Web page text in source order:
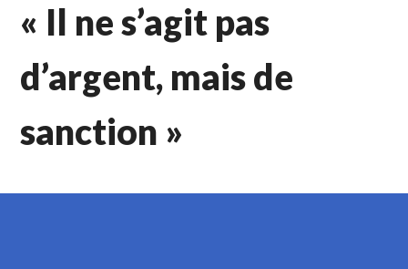
« Il ne s’agit pas
d’argent, mais de
sanction »